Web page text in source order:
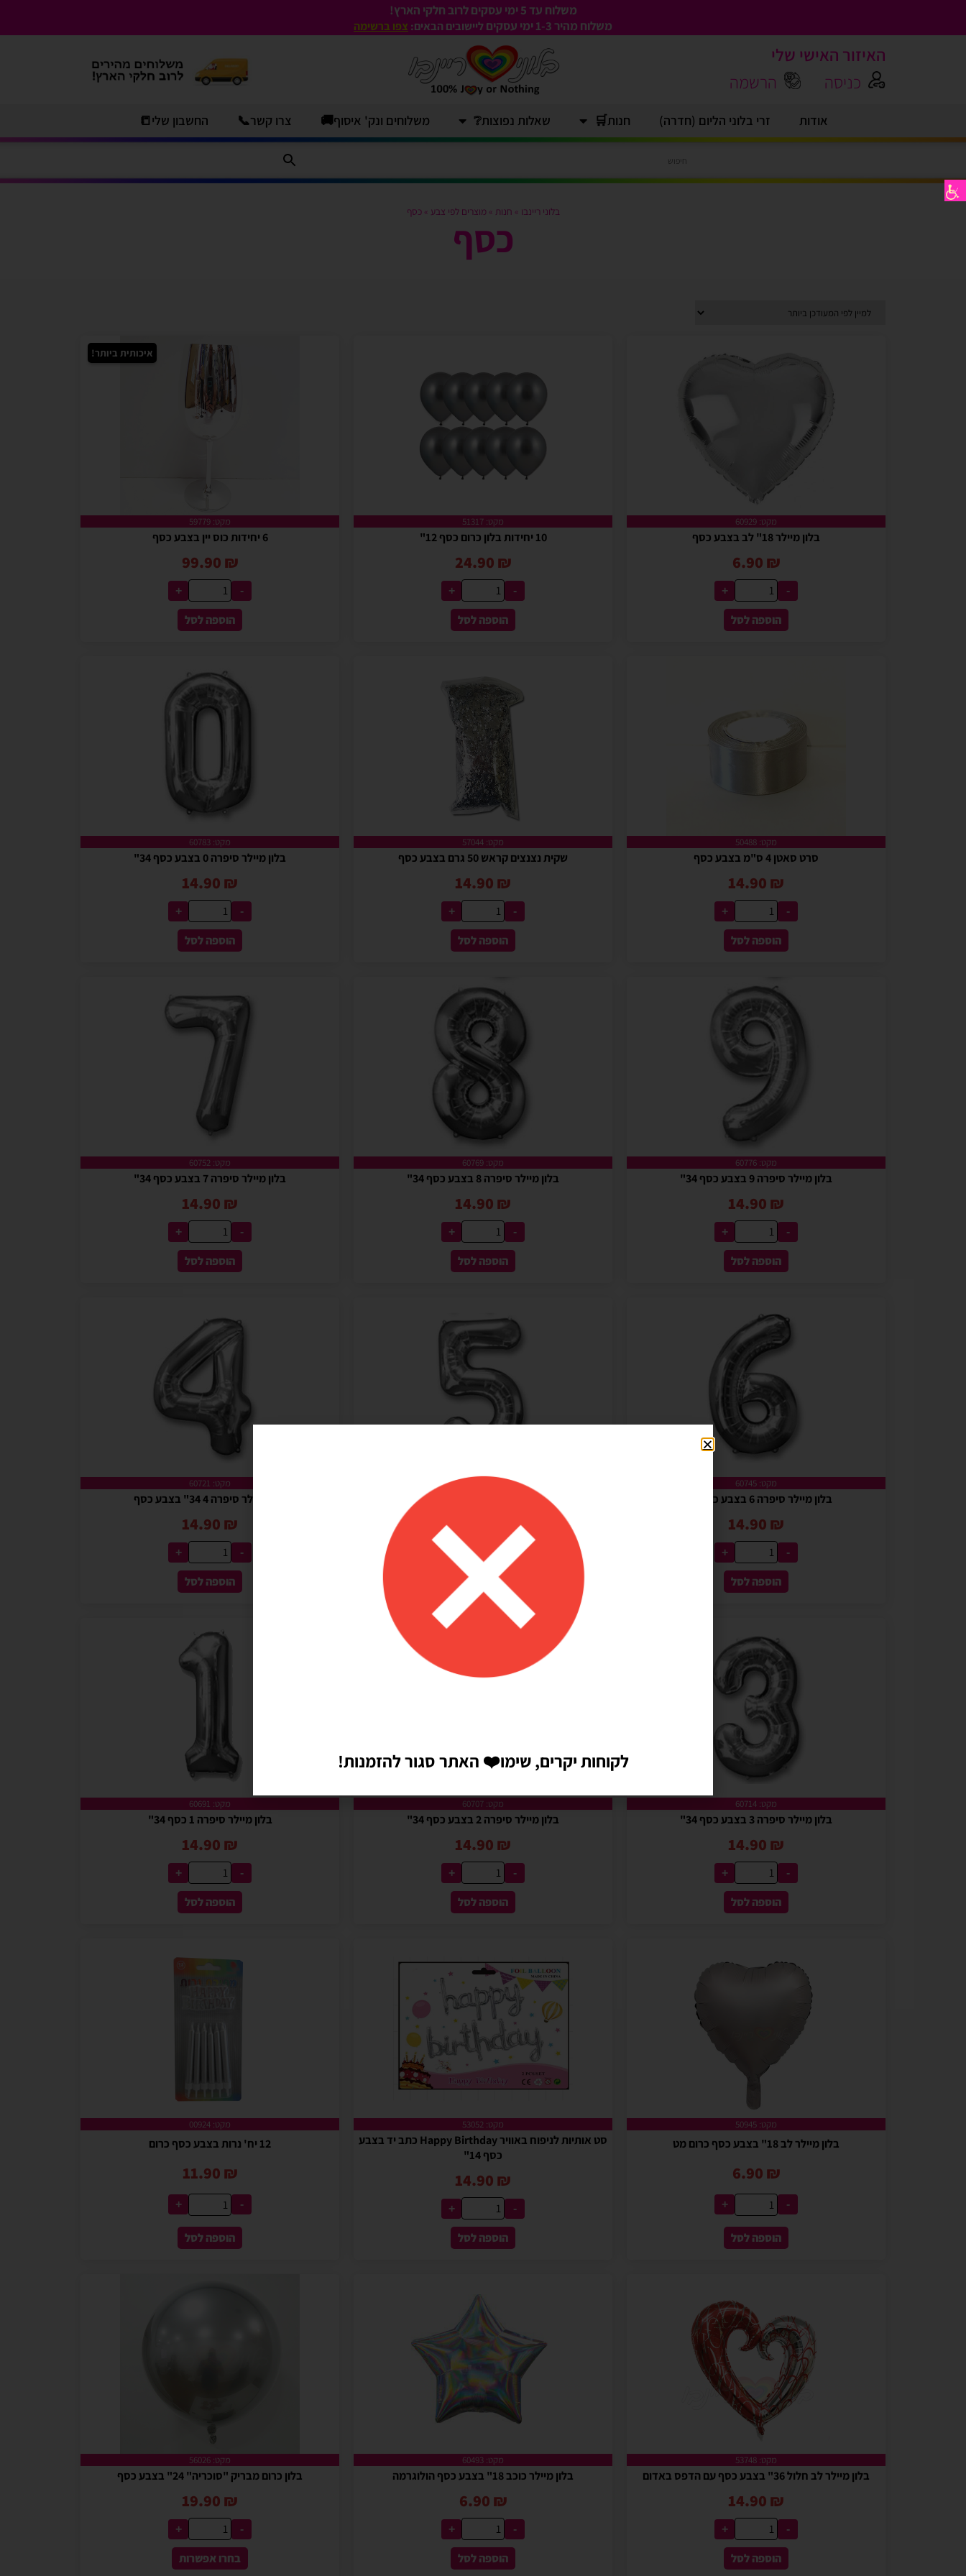
משלוח עד 5 ימי עסקים לרוב חלקי הארץ!
משלוח מהיר 1-3
ימי עסקים ליישובים הבאים: צפו ברשימה
האיזור האישי שלי
כניסה
הרשמה
אודות זרי בלוני הליום (חדרה) חנות🛒 שאלות נפוצות❔ משלוחים ונק' איסוף🚚 צרו קשר📞 החשבון שלי📒
בלוני ריינבו » חנות »מוצרים לפי צבע »כסף
כסף
מקט: 60929
בלון מיילר 18" לב בצבע כסף
6.90 ₪
-
+
הוספה לסל
מקט: 51317
10 יחידות בלון כרום כסף 12"
24.90 ₪
-
+
הוספה לסל
איכותית ביותר!
מקט: 59779
6 יחידות כוס יין בצבע כסף
99.90 ₪
-
+
הוספה לסל
מקט: 50488
סרט סאטן 4 ס"מ בצבע כסף
14.90 ₪
-
+
הוספה לסל
מקט: 57044
שקית נצנצים קראש 50 גרם בצבע כסף
14.90 ₪
-
+
הוספה לסל
מקט: 60783
בלון מיילר סיפרה 0 בצבע כסף 34"
14.90 ₪
-
+
הוספה לסל
מקט: 60776
בלון מיילר סיפרה 9 בצבע כסף 34"
14.90 ₪
-
+
הוספה לסל
מקט: 60769
בלון מיילר סיפרה 8 בצבע כסף 34"
14.90 ₪
-
+
הוספה לסל
מקט: 60752
בלון מיילר סיפרה 7 בצבע כסף 34"
14.90 ₪
-
+
הוספה לסל
מקט: 60745
בלון מיילר סיפרה 6 בצבע כסף 34"
14.90 ₪
-
+
הוספה לסל
בלון מיילר סיפרה 5 בצבע כסף 34"
הוספה לסל
מקט: 60721
בלון מיילר סיפרה 4 34" בצבע כסף
14.90 ₪
-
+
הוספה לסל
מקט: 60714
בלון מיילר סיפרה 3 בצבע כסף 34"
14.90 ₪
-
+
הוספה לסל
מקט: 60707
בלון מיילר סיפרה 2 בצבע כסף 34"
14.90 ₪
-
+
הוספה לסל
מקט: 60691
בלון מיילר סיפרה 1 כסף 34"
14.90 ₪
-
+
הוספה לסל
מקט: 50945
בלון מיילר לב 18" בצבע כסף כרום מט
6.90 ₪
-
+
הוספה לסל
מקט: 53052
סט אותיות לניפוח באוויר Happy Birthday כתב יד בצבע
כסף 14"
14.90 ₪
-
+
הוספה לסל
מקט: 00924
12 יח' נרות בצבע כסף כרום
11.90 ₪
-
+
הוספה לסל
מקט: 53748
בלון מיילר לב חלול 36" בצבע כסף עם הדפס באדום
14.90 ₪
-
+
הוספה לסל
מקט: 60493
בלון מיילר כוכב 18" בצבע כסף הולוגרמה
6.90 ₪
-
+
הוספה לסל
מקט: 56026
בלון כרום מבריק "סוכריה" 24" בצבע כסף
19.90 ₪
-
+
בחרו אפשרות
לקוחות יקרים, שימו❤️ האתר סגור להזמנות!